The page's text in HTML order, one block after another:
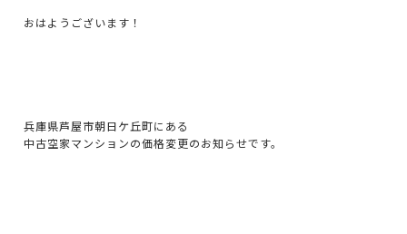
おはようございます！
兵庫県芦屋市朝日ケ丘町にある
中古空家マンションの価格変更のお知らせです。